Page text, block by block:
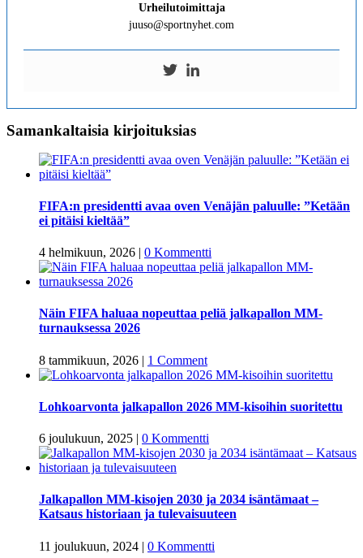
Urheilutoimittaja
juuso@sportnyhet.com
Samankaltaisia kirjoituksias
FIFA:n presidentti avaa oven Venäjän paluulle: ”Ketään
ei pitäisi kieltää”
4 helmikuun, 2026 | 0 Kommentti
Näin FIFA haluaa nopeuttaa peliä jalkapallon MM-
turnauksessa 2026
8 tammikuun, 2026 | 1 Comment
Lohkoarvonta jalkapallon 2026 MM-kisoihin suoritettu
6 joulukuun, 2025 | 0 Kommentti
Jalkapallon MM-kisojen 2030 ja 2034 isäntämaat –
Katsaus historiaan ja tulevaisuuteen
11 joulukuun, 2024 | 0 Kommentti